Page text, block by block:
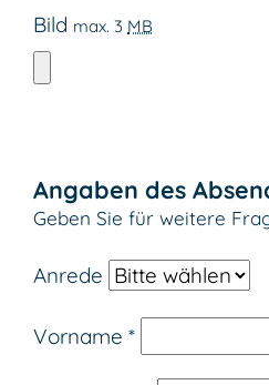
Bild max. 3 MB
Angaben des
Geben Sie für weitere
Anrede
Vorname *